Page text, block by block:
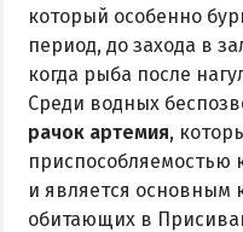
который особенно
период, до захода в
когда рыба после
Среди водных
рачок артемия,
приспособляемостью
и является основным
обитающих в